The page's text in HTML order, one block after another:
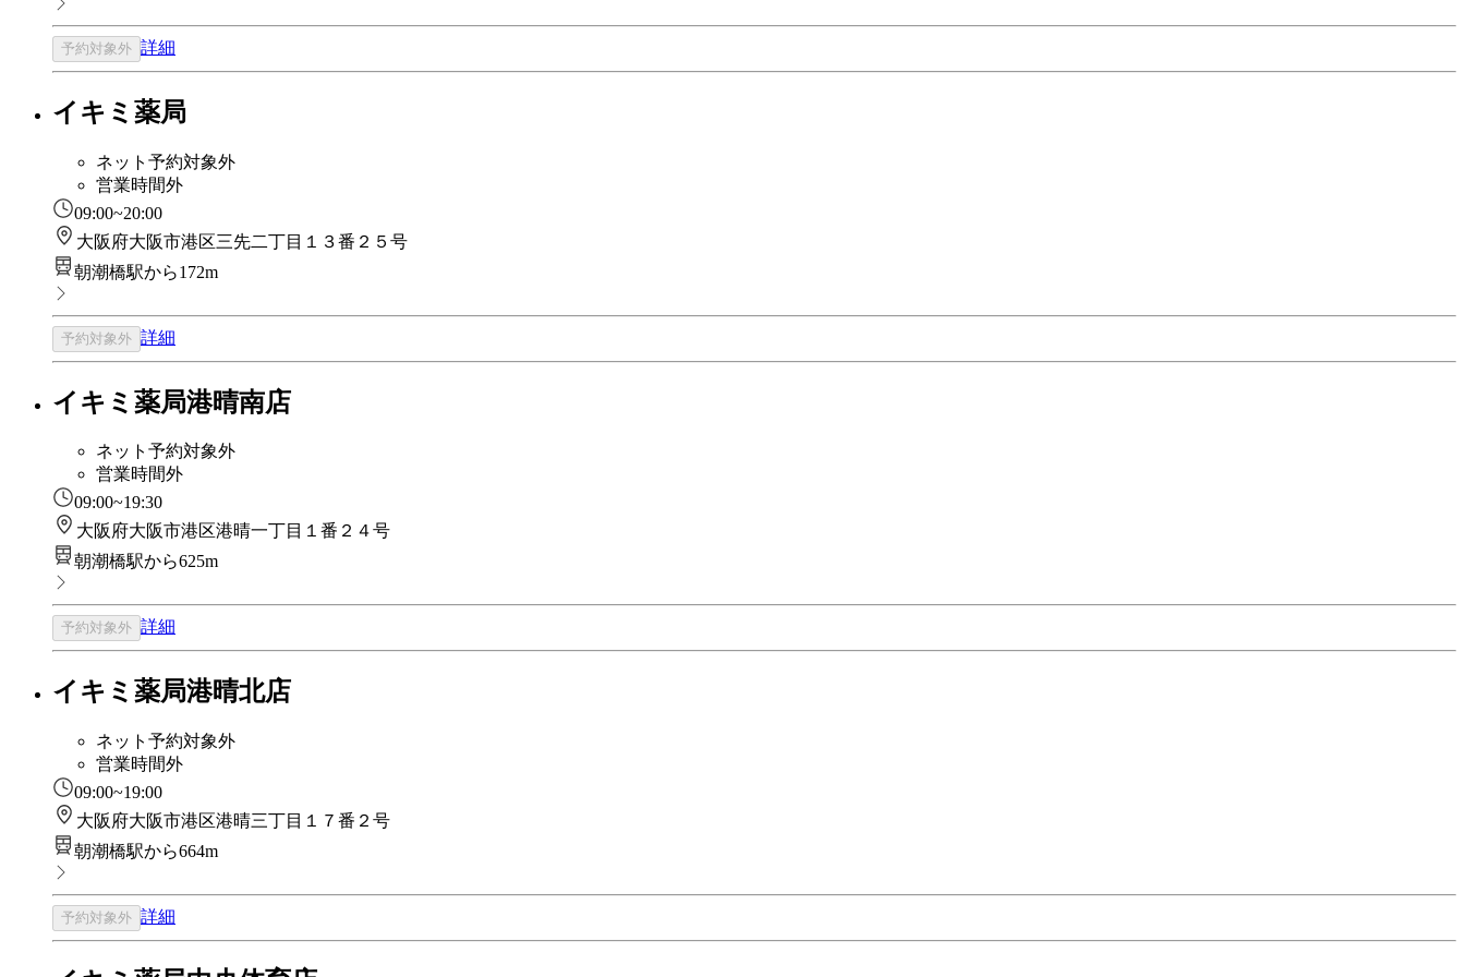
予約対象外 詳細
イキミ薬局
ネット予約対象外
営業時間外
09:00~20:00
大阪府大阪市港区三先二丁目１３番２５号
朝潮橋駅から172m
予約対象外 詳細
イキミ薬局港晴南店
ネット予約対象外
営業時間外
09:00~19:30
大阪府大阪市港区港晴一丁目１番２４号
朝潮橋駅から625m
予約対象外 詳細
イキミ薬局港晴北店
ネット予約対象外
営業時間外
09:00~19:00
大阪府大阪市港区港晴三丁目１７番２号
朝潮橋駅から664m
予約対象外 詳細